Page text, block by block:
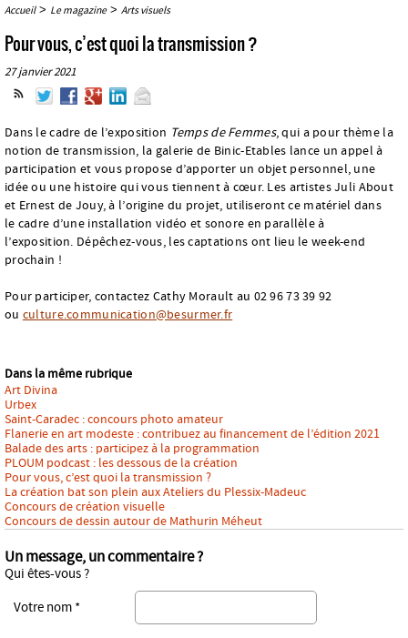
Accueil> Le magazine> Arts visuels
Pour vous, c’est quoi la transmission ?
27 janvier 2021
Dans le cadre de l’exposition Temps de Femmes, qui a pour thème la
notion de transmission, la galerie de Binic-Etables lance un appel à
participation et vous propose d’apporter un objet personnel, une
idée ou une histoire qui vous tiennent à cœur. Les artistes Juli About
et Ernest de Jouy, à l’origine du projet, utiliseront ce matériel dans
le cadre d’une installation vidéo et sonore en parallèle à
l’exposition. Dépêchez-vous, les captations ont lieu le week-end
prochain !
Pour participer, contactez Cathy Morault au 02 96 73 39 92
ou culture.communication@besurmer.fr
Dans la même rubrique
Art Divina
Urbex
Saint-Caradec : concours photo amateur
Flanerie en art modeste : contribuez au financement de l’édition 2021
Balade des arts : participez à la programmation
PLOUM podcast : les dessous de la création
Pour vous, c’est quoi la transmission ?
La création bat son plein aux Ateliers du Plessix-Madeuc
Concours de création visuelle
Concours de dessin autour de Mathurin Méheut
Un message, un commentaire ?
Qui êtes-vous ?
Votre nom *